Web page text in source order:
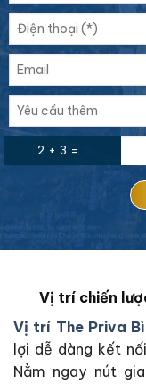
2 + 3 =
Vị trí chiến
Vị trí The Priva
lợi dễ dàng kết
Nằm ngay nút